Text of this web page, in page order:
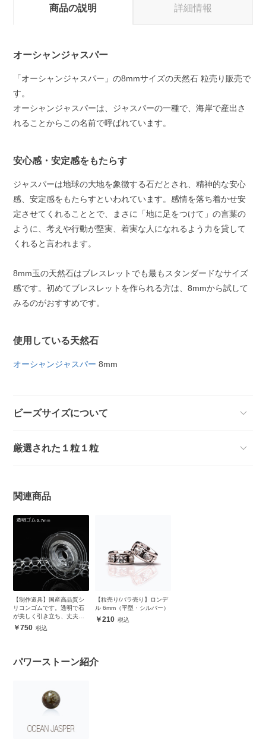
商品の説明 詳細情報
オーシャンジャスパー
「オーシャンジャスパー」の8mmサイズの天然石 粒売り販売で
す。
オーシャンジャスパーは、ジャスパーの一種で、海岸で産出さ
れることからこの名前で呼ばれています。
安心感・安定感をもたらす
ジャスパーは地球の大地を象徴する石だとされ、精神的な安心
感、安定感をもたらすといわれています。感情を落ち着かせ安
定させてくれることとで、まさに「地に足をつけて」の言葉の
ように、考えや行動が堅実、着実な人になれるよう力を貸して
くれると言われます。
8mm玉の天然石はブレスレットでも最もスタンダードなサイズ
感です。初めてブレスレットを作られる方は、8mmから試して
みるのがおすすめです。
使用している天然石
オーシャンジャスパー 8mm
ビーズサイズについて
厳選された１粒１粒
関連商品
【制作道具】国産高品質シ
リコンゴムです。透明で石
が美しく引き立ち、丈夫で
安心750
【粒売り/バラ売り】ロンデ
ル 6mm（平型・シルバー）
210
パワーストーン紹介